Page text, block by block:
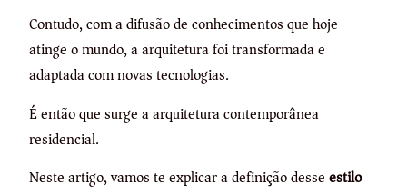
Contudo, com a difusão de conhecimentos que hoje
atinge o mundo, a arquitetura foi transformada e
adaptada com novas tecnologias.
É então que surge a arquitetura contemporânea
residencial.
Neste artigo, vamos te explicar a definição desseestilo